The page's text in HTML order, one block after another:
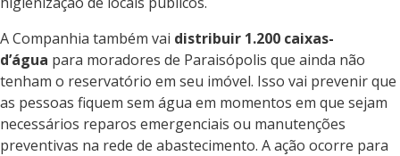
A Companhia também vai distribuir 1.200 caixas-
d’água para moradores de Paraisópolis que ainda não
tenham o reservatório em seu imóvel. Isso vai prevenir que
as pessoas fiquem sem água em momentos em que sejam
necessários reparos emergenciais ou manutenções
preventivas na rede de abastecimento. A ação ocorre para